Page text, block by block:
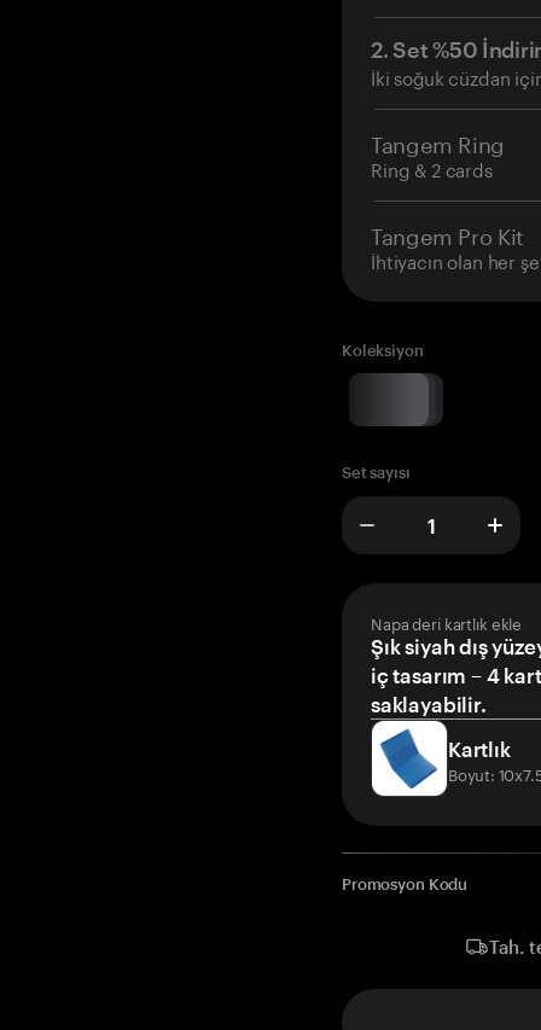
2. Set %50
İki soğuk cüzdan
Tangem Ring
Ring & 2 cards
Tangem Pro Kit
İhtiyacın olan her
Koleksiyon
Set sayısı
Napa deri kartlık ekle
Şık siyah dış
iç tasarım – 4
saklayabilir.
Kartlık
Boyut:
Promosyon Kodu
Tah.